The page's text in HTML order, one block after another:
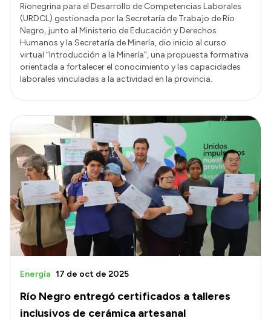
Rionegrina para el Desarrollo de Competencias Laborales
(URDCL) gestionada por la Secretaría de Trabajo de Río
Negro, junto al Ministerio de Educación y Derechos
Humanos y la Secretaría de Minería, dio inicio al curso
virtual “Introducción a la Minería”, una propuesta formativa
orientada a fortalecer el conocimiento y las capacidades
laborales vinculadas a la actividad en la provincia.
Río Negro entregó certificados a talleres
inclusivos de cerámica artesanal
Energía 17 de oct de 2025